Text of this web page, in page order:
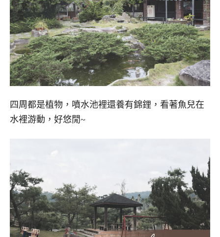
四周都是植物，噴水池裡還養有錦鋰，看著魚兒在
水裡游動，好悠閒~